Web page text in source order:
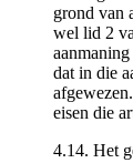
grond van
wel lid 2
dat in die
eisen die
4.14. Het